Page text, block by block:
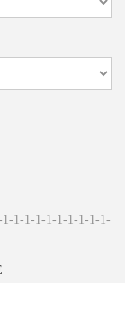
1-1-1-1-1-1-1-1-1-